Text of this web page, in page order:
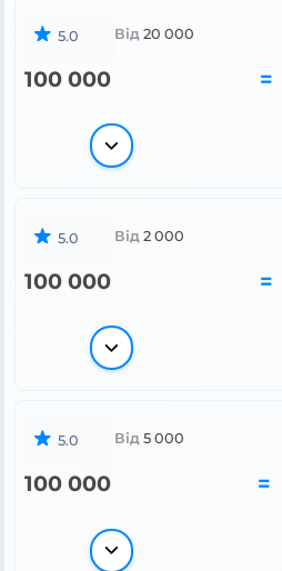
5.0 Від 20 000
100 000 =
5.0 Від 2 000
100 000 =
5.0 Від 5 000
100 000 =